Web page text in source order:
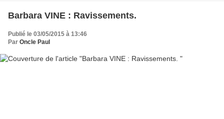
Barbara VINE : Ravissements.
Publié le 03/05/2015 à 13:46
Par Oncle Paul